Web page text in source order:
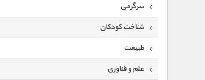
سرگرمی
شناخت کودکان
طبیعت
علم و فناوری